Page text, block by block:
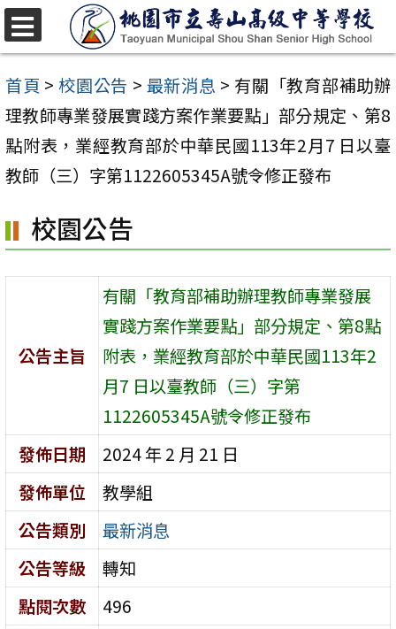
跳
至
主
要
內
容
首頁 > 校園公告 > 最新消息 > 有關「教育部補助辦
理教師專業發展實踐方案作業要點」部分規定、第8
點附表，業經教育部於中華民國113年2月7 日以臺
教師（三）字第1122605345A號令修正發布
校園公告
公告主旨
有關「教育部補助辦理教師專業發展
實踐方案作業要點」部分規定、第8點
附表，業經教育部於中華民國113年2
月7 日以臺教師（三）字第
1122605345A號令修正發布
發佈日期
2024 年 2 月 21 日
發佈單位
教學組
公告類別
最新消息
公告等級
轉知
點閱次數
496
選
單